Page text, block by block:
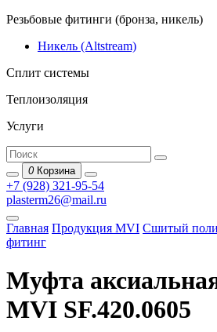
Резьбовые фитинги (бронза, никель)
Никель (Altstream)
Сплит системы
Теплоизоляция
Услуги
0 Корзина
+7 (928) 321-95-54
plasterm26@mail.ru
Главная Продукция MVI Сшитый
фитинг
Муфта
MVI SF.420.0605